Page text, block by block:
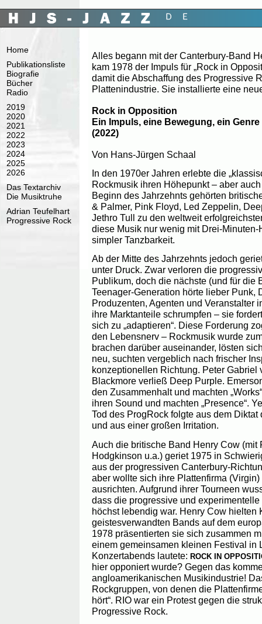
Home
Publikationsliste
Biografie
Bücher
Radio
2019
2020
2021
2022
2023
2024
2025
2026
Das Textarchiv
Die Musiktruhe
Adrian Teufelhart
Progressive Rock
Alles begann mit der Canterbury-Band
kam 1978 der Impuls für „Rock in
damit die Abschaffung des Progressive
Plattenindustrie. Sie installierte eine
Rock in Opposition
Ein Impuls, eine Bewegung, ein Genre
(2022)
Von Hans-Jürgen Schaal
In den 1970er Jahren erlebte die
Rockmusik ihren Höhepunkt – aber
Beginn des Jahrzehnts gehörten
& Palmer, Pink Floyd, Led Zeppelin,
Jethro Tull zu den weltweit
diese Musik nur wenig mit Drei-Minuten-
simpler Tanzbarkeit.
Ab der Mitte des Jahrzehnts jedoch
unter Druck. Zwar verloren die
Publikum, doch die nächste (und für die
Teenager-Generation hörte lieber Punk,
Produzenten, Agenten und Veranstalter
ihre Marktanteile schrumpfen – sie
sich zu „adaptieren“. Diese Forderung
den Lebensnerv – Rockmusik wurde
brachen darüber auseinander, lösten
neu, suchten vergeblich nach frischer
konzeptionellen Richtung. Peter
Blackmore verließ Deep Purple.
den Zusammenhalt und machten
ihren Sound und machten „Presence“.
Tod des ProgRock folgte aus dem
und aus einer großen Irritation.
Auch die britische Band Henry Cow (mit
Hodgkinson u.a.) geriet 1975 in
aus der progressiven Canterbury-
aber wollte sich ihre Plattenfirma (Virgin)
ausrichten. Aufgrund ihrer Tourneen
dass die progressive und
höchst lebendig war. Henry Cow hielten
geistesverwandten Bands auf dem
1978 präsentierten sie sich zusammen
einem gemeinsamen kleinen Festival in
Konzertabends lautete: ROCK IN
hier opponiert wurde? Gegen das
angloamerikanischen Musikindustrie!
Rockgruppen, von denen die
hört“. RIO war ein Protest gegen die
Progressive Rock.